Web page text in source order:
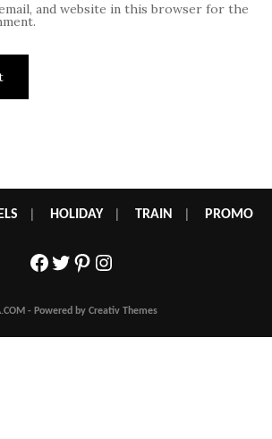
email, and website in this browser for the
HOLIDAY| TRAIN PROMO
Facebook
Twitter
Pinterest
Instagram
- Powered by Creativ Themes